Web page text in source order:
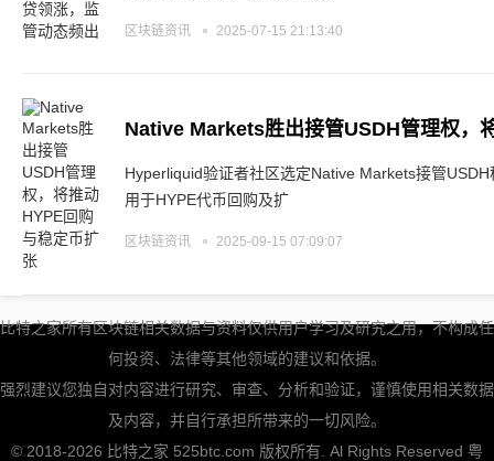
区块链资讯 2025-07-15 21:13:40
Native Markets胜出接管USDH管理权，
Hyperliquid验证者社区选定Native Markets接管
用于HYPE代币回购及扩
区块链资讯 2025-09-15 07:09:07
比特之家所有区块链相关数据与资料仅供用户学习及研究之用，不构成任
何投资、法律等其他领域的建议和依据。
强烈建议您独自对内容进行研究、审查、分析和验证，谨慎使用相关数据
及内容，并自行承担所带来的一切风险。
© 2018-2026 比特之家 525btc.com 版权所有. Al Rights Reserved 粤